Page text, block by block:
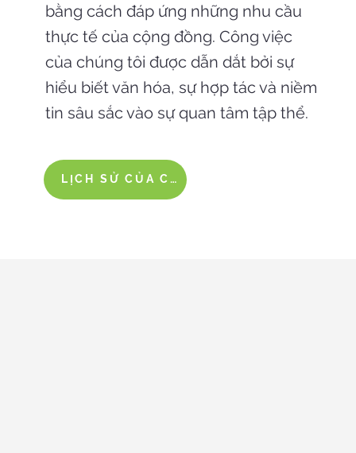
bằng cách đáp ứng những nhu cầu
thực tế của cộng đồng. Công việc
của chúng tôi được dẫn dắt bởi sự
hiểu biết văn hóa, sự hợp tác và niềm
tin sâu sắc vào sự quan tâm tập thể.
LỊCH SỬ CỦA CHÚNG TA